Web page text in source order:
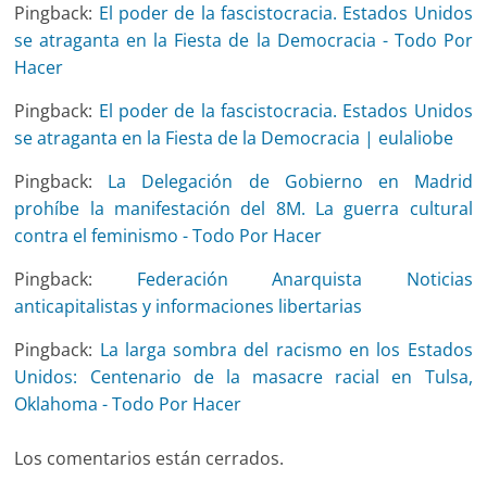
Pingback: El poder de la fascistocracia. Estados Unidos
se atraganta en la Fiesta de la Democracia - Todo Por
Hacer
Pingback: El poder de la fascistocracia. Estados Unidos
se atraganta en la Fiesta de la Democracia | eulaliobe
Pingback: La Delegación de Gobierno en Madrid
prohíbe la manifestación del 8M. La guerra cultural
contra el feminismo - Todo Por Hacer
Pingback: Federación Anarquista Noticias
anticapitalistas y informaciones libertarias
Pingback: La larga sombra del racismo en los Estados
Unidos: Centenario de la masacre racial en Tulsa,
Oklahoma - Todo Por Hacer
Los comentarios están cerrados.